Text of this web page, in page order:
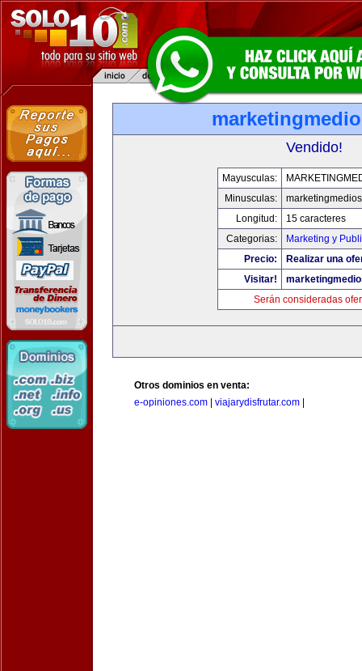
Vendido!
Mayusculas:
Minusculas:
Longitud:
15 caracteres
Categorias:
Marketing y
Precio:
Realizar una
Visitar!
Serán consideradas
Otros dominios en venta:
e-opiniones.com
viajarydisfrutar.com